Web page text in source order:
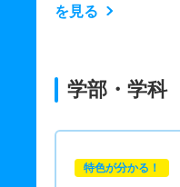
を見る
学部・学科
特色が分かる！